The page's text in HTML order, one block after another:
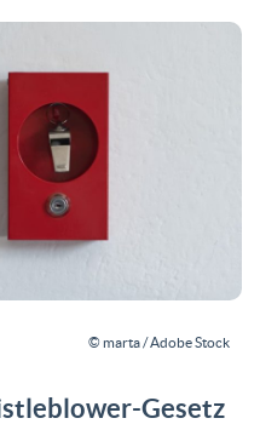
© marta / Adobe Stock
Gesetz